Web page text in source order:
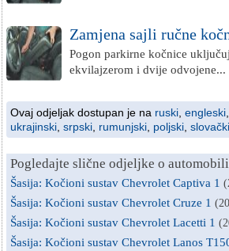
Zamjena sajli ručne
Pogon parkirne kočnice
ekvilajzerom i dvije odvojene...
Ovaj odjeljak dostupan je na ruski engleski
ukrajinski srpski rumunjski poljski slovački
Pogledajte slične odjeljke o
Šasija: Kočioni sustav Chevrolet Captiva 1
Šasija: Kočioni sustav Chevrolet Cruze 1
Šasija: Kočioni sustav Chevrolet Lacetti 1
Šasija: Kočioni sustav Chevrolet Lanos